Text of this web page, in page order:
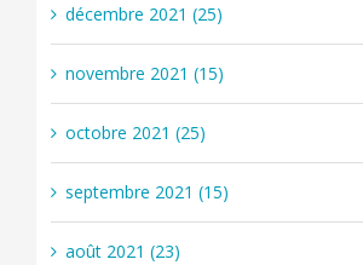
décembre 2021 (25)
novembre 2021 (15)
octobre 2021 (25)
septembre 2021 (15)
août 2021 (23)